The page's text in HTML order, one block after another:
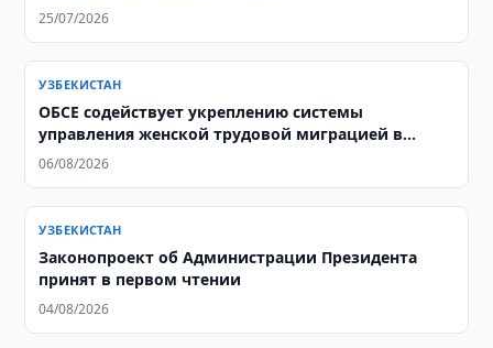
25/07/2026
УЗБЕКИСТАН
ОБСЕ содействует укреплению системы
управления женской трудовой миграцией в
Узбекистане
06/08/2026
УЗБЕКИСТАН
Законопроект об Администрации Президента
принят в первом чтении
04/08/2026